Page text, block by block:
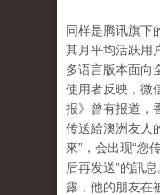
同样是腾讯旗下
其月平均活跃用
多语言版本面向
使用者反映，微
报》曾有报道，
传送給澳洲友人
來”，会出现“您
后再发送”的訊
露，他的朋友在